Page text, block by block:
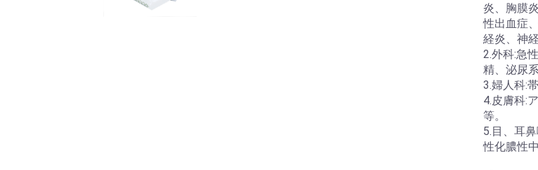
炎、胸膜
性出血症
経炎、神
2.外科:急
精、泌尿系
3.婦人科:
4.皮膚科:
等。
5.目、耳
性化膿性中